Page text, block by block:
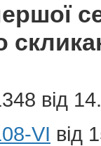
від
VI від